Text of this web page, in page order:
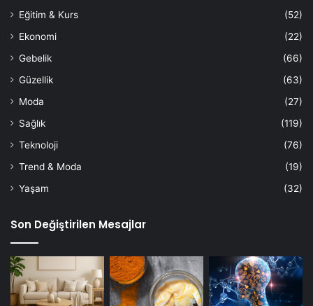
Eğitim & Kurs
(52)
Ekonomi
(22)
Gebelik
(66)
Güzellik
(63)
Moda
(27)
Sağlık
(119)
Teknoloji
(76)
Trend & Moda
(19)
Yaşam
(32)
Son Değiştirilen Mesajlar